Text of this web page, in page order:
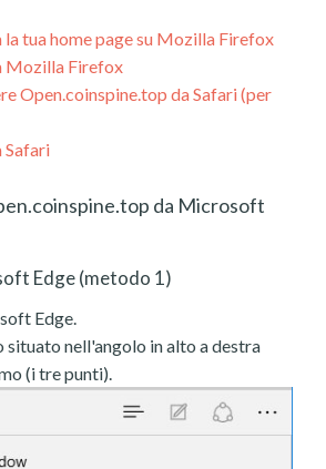
la tua home page su Mozilla Firefox
Mozilla Firefox
Open.coinspine.top da Safari (per
Safari
da Microsoft
Edge (metodo 1)
Edge.
situato nell'angolo in alto a destra
(i tre punti).